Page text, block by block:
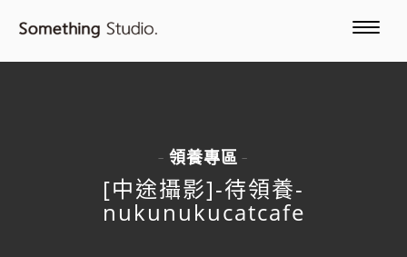
- 領養專區 -
[中途攝影]-待領養-
nukunukucatcafe